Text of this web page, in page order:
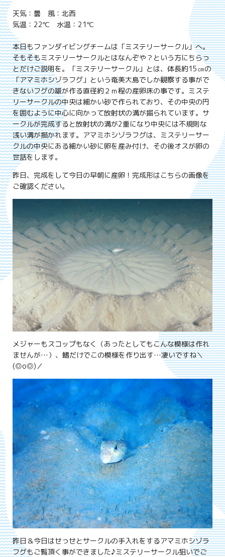
天気：曇 風：北西
気温：22℃ 水温：21℃
本日もファンダイビングチームは「ミステリーサークル」へ。
そもそもミステリーサークルとはなんぞや？という方にちらっ
とだけご説明を。「ミステリーサークル」とは、体長約15㎝の
「アマミホシゾラフグ」という奄美大島でしか観察する事がで
きないフグの雄が作る直径約２ｍ程の産卵床の事です。ミステ
リーサークルの中央は細かい砂で作られており、その中央の円
を囲むように中心に向かって放射状の溝が掘られています。サ
ークルが完成すると放射状の溝が2重になり中央には不規則な
浅い溝が描かれます。アマミホシゾラフグは、ミステリーサー
クルの中央にある細かい砂に卵を産み付け、その後オスが卵の
世話をします。
昨日、完成をして今日の早朝に産卵！完成形はこちらの画像を
ご確認ください。
メジャーもスコップもなく（あったとしてもこんな模様は作れ
ませんが…）、鰭だけでこの模様を作り出す…凄いですね＼
(◎o◎)／
昨日＆今日はせっせとサークルの手入れをするアマミホシゾラ
フグもご覧頂く事ができました♪ミステリーサークル狙いでご